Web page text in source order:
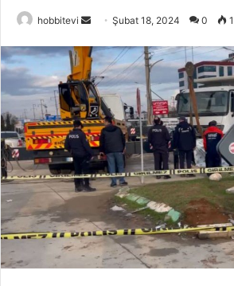
hobbitevi
Bir
posta
göndermek
Şubat 18, 2024 0